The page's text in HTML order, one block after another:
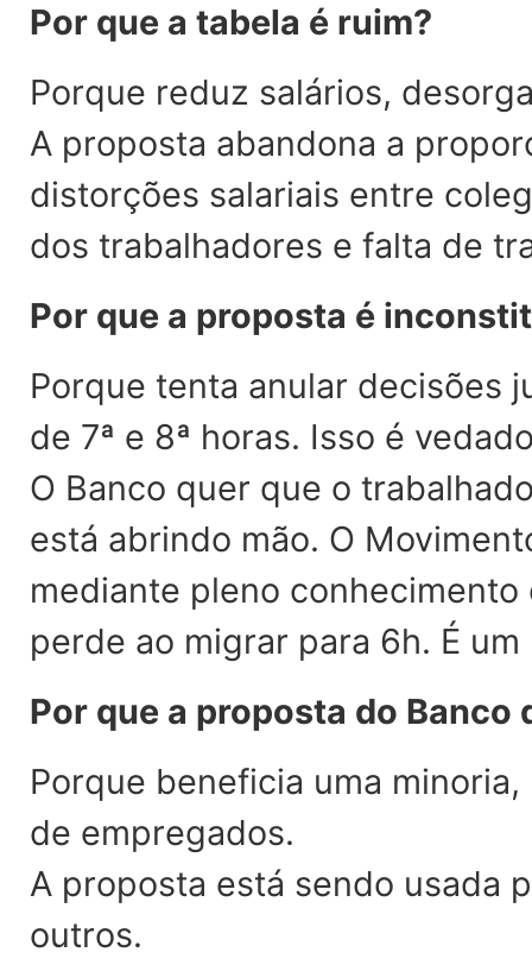
Por que a tabela é ruim?
Porque reduz salários,
A proposta abandona a
distorções salariais entre
dos trabalhadores e falta de
Por que a proposta é
Porque tenta anular decisões
de 7ª e 8ª horas. Isso é
O Banco quer que o
está abrindo mão. O
mediante pleno
perde ao migrar para 6h. É
Por que a proposta do Banco
Porque beneficia uma
de empregados.
A proposta está sendo usada
outros.